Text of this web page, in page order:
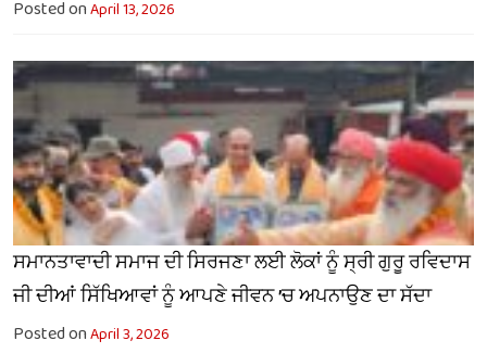
Posted onApril 13, 2026
ਸਮਾਨਤਾਵਾਦੀ ਸਮਾਜ ਦੀ ਸਿਰਜਣਾ ਲਈ ਲੋਕਾਂ ਨੂੰ ਸ੍ਰੀ ਗੁਰੂ ਰਵਿਦਾਸ
ਜੀ ਦੀਆਂ ਸਿੱਖਿਆਵਾਂ ਨੂੰ ਆਪਣੇ ਜੀਵਨ ’ਚ ਅਪਨਾਉਣ ਦਾ ਸੱਦਾ
Posted onApril 3, 2026